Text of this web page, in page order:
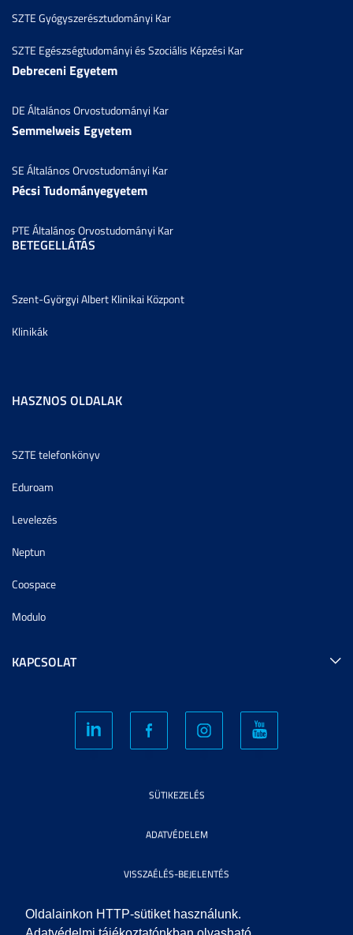
Oldalainkon HTTP-sütiket használunk.
SZTE Gyógyszerésztudományi Kar
SZTE Egészségtudományi és Szociális Képzési Kar
Debreceni Egyetem
DE Általános Orvostudományi Kar
Semmelweis Egyetem
SE Általános Orvostudományi Kar
Pécsi Tudományegyetem
PTE Általános Orvostudományi Kar
BETEGELLÁTÁS
Szent-Györgyi Albert Klinikai Központ
Klinikák
HASZNOS OLDALAK
SZTE telefonkönyv
Eduroam
Levelezés
Neptun
Coospace
Modulo
KAPCSOLAT
SÜTIKEZELÉS
ADATVÉDELEM
VISSZAÉLÉS-BEJELENTÉS
KÖZÉRDEKŰ ADATOK